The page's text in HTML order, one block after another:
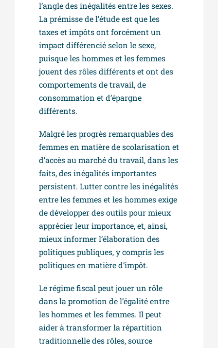
l’angle des inégalités entre les sexes.
La prémisse de l’étude est que les
taxes et impôts ont forcément un
impact différencié selon le sexe,
puisque les hommes et les femmes
jouent des rôles différents et ont des
comportements de travail, de
consommation et d’épargne
différents.
Malgré les progrès remarquables des
femmes en matière de scolarisation et
d’accès au marché du travail, dans les
faits, des inégalités importantes
persistent. Lutter contre les inégalités
entre les femmes et les hommes exige
de développer des outils pour mieux
apprécier leur importance, et, ainsi,
mieux informer l’élaboration des
politiques publiques, y compris les
politiques en matière d’impôt.
Le régime fiscal peut jouer un rôle
dans la promotion de l’égalité entre
les hommes et les femmes. Il peut
aider à transformer la répartition
traditionnelle des rôles, source